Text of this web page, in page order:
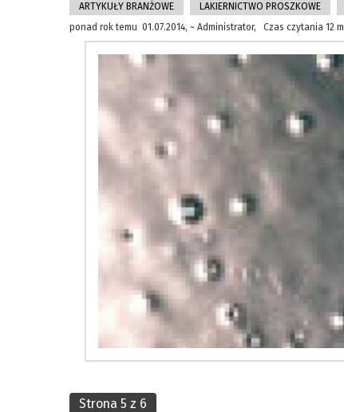
ARTYKUŁY BRANŻOWE LAKIERNICTWO PROSZKOWE
ponad rok temu 01.07.2014, ~ Administrator, Czas czytania 12
Strona 5 z 6